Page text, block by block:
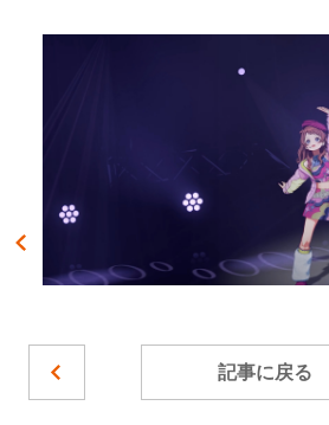
記事に戻る